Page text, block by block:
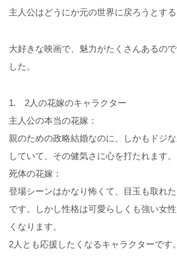
主人公はどうにか元の世界に戻ろうとする
大好きな映画で、魅力がたくさんあるの
した。
1. 2人の花嫁のキャラクター
主人公の本当の花嫁：
親のための政略結婚なのに、しかもドジ
していて、その健気さに心を打たれます。
死体の花嫁：
登場シーンはかなり怖くて、目玉も取れ
です。しかし性格は可愛らしくも強い女
くなります。
2人とも応援したくなるキャラクターです。